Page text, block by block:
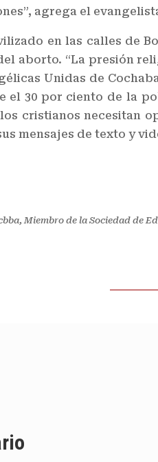
agrega el
en las calles de
aborto. “La presión
Unidas de
el 30 por ciento de la
cristianos necesitan
mensajes de texto y
Miembro de la Sociedad de